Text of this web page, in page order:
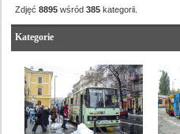
Zdjęć 8895 wśród 385 kategorii.
Kategorie